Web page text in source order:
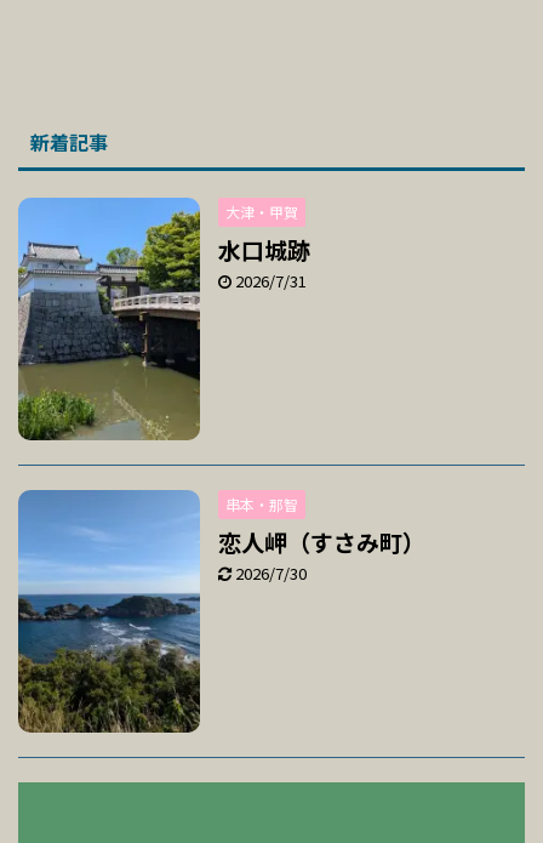
新着記事
大津・甲賀
水口城跡
2026/7/31
串本・那智
恋人岬（すさみ町）
2026/7/30